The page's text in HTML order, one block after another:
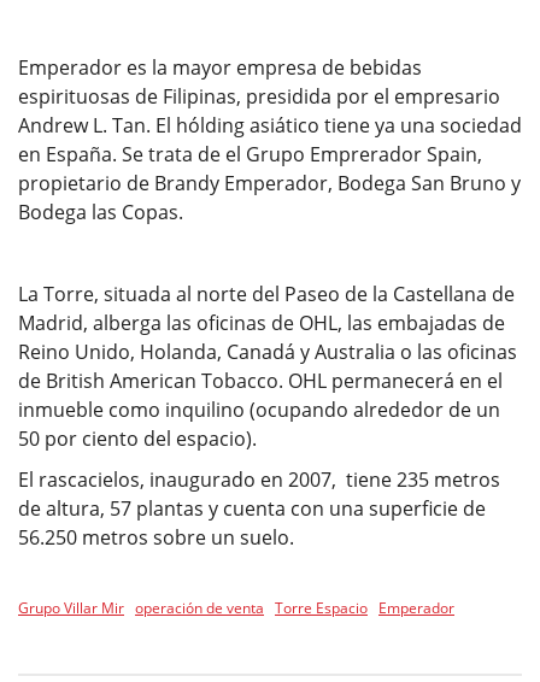
Emperador es la mayor empresa de bebidas
espirituosas de Filipinas, presidida por el empresario
Andrew L. Tan. El hólding asiático tiene ya una sociedad
en España. Se trata de el Grupo Emprerador Spain,
propietario de Brandy Emperador, Bodega San Bruno y
Bodega las Copas.
La Torre, situada al norte del Paseo de la Castellana de
Madrid, alberga las oficinas de OHL, las embajadas de
Reino Unido, Holanda, Canadá y Australia o las oficinas
de British American Tobacco. OHL permanecerá en el
inmueble como inquilino (ocupando alrededor de un
50 por ciento del espacio).
El rascacielos, inaugurado en 2007, tiene 235 metros
de altura, 57 plantas y cuenta con una superficie de
56.250 metros sobre un suelo.
Grupo Villar Mir operación de venta Torre Espacio Emperador